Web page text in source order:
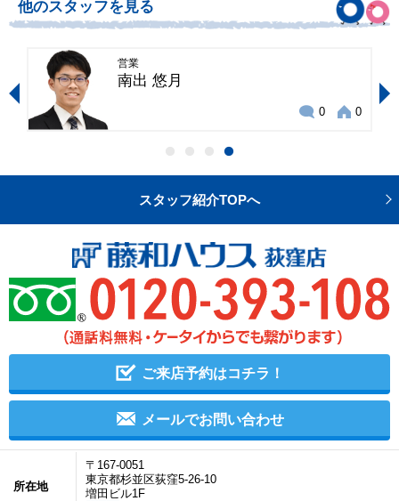
他のスタッフを見る
営業
南出 悠月
0 0
スタッフ紹介TOPへ
ご来店予約はコチラ！
メールでお問い合わせ
所在地
〒167-0051
東京都杉並区荻窪5-26-10
増田ビル1F